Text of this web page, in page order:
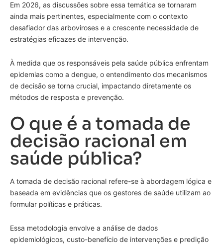
Em 2026, as discussões sobre essa temática se tornaram
ainda mais pertinentes, especialmente com o contexto
desafiador das arboviroses e a crescente necessidade de
estratégias eficazes de intervenção.
À medida que os responsáveis pela saúde pública enfrentam
epidemias como a dengue, o entendimento dos mecanismos
de decisão se torna crucial, impactando diretamente os
métodos de resposta e prevenção.
O que é a tomada de
decisão racional em
saúde pública?
A tomada de decisão racional refere-se à abordagem lógica e
baseada em evidências que os gestores de saúde utilizam ao
formular políticas e práticas.
Essa metodologia envolve a análise de dados
epidemiológicos, custo-benefício de intervenções e predição